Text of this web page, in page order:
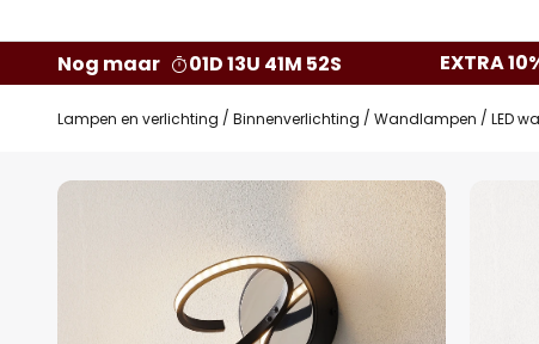
Nog maar 01D 13U 41M 51S EXTRA
Lampen en verlichting Binnenverlichting Wandlampen LED
Ga